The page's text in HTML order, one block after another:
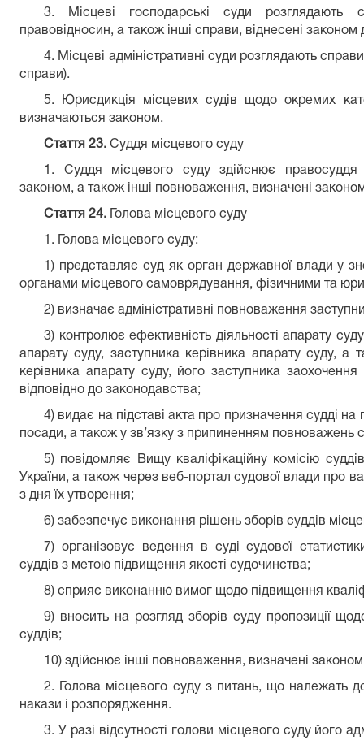
3. Місцеві господарські суди розглядають
правовідносин, а також інші справи, віднесені законом
4. Місцеві адміністративні суди розглядають
справи).
5. Юрисдикція місцевих судів щодо окремих
визначаються законом.
Стаття 23. Суддя місцевого суду
1. Суддя місцевого суду здійснює
законом, а також інші повноваження, визначені
Стаття 24. Голова місцевого суду
1. Голова місцевого суду:
1) представляє суд як орган державної влади у
органами місцевого самоврядування, фізичними та
2) визначає адміністративні повноваження
3) контролює ефективність діяльності апарату
апарату суду, заступника керівника апарату суду,
керівника апарату суду, його заступника
відповідно до законодавства;
4) видає на підставі акта про призначення судді
посади, а також у зв’язку з припиненням повноважень
5) повідомляє Вищу кваліфікаційну комісію
України, а також через веб-портал судової влади про
з дня їх утворення;
6) забезпечує виконання рішень зборів суддів
7) організовує ведення в суді судової
суддів з метою підвищення якості судочинства;
8) сприяє виконанню вимог щодо підвищення
9) вносить на розгляд зборів суду пропозиції
суддів;
10) здійснює інші повноваження, визначені
2. Голова місцевого суду з питань, що належать
накази і розпорядження.
3. У разі відсутності голови місцевого суду його